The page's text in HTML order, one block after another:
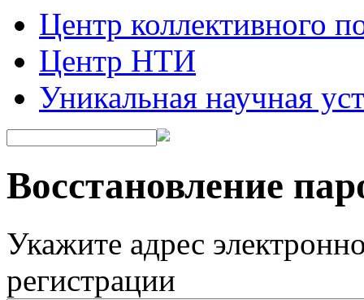
Центр коллективного
Центр НТИ
Уникальная научная
Восстановление
Укажите адрес
регистрации